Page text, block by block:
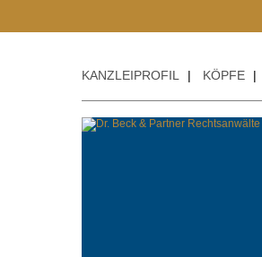
KANZLEIPROFIL | KÖPFE |